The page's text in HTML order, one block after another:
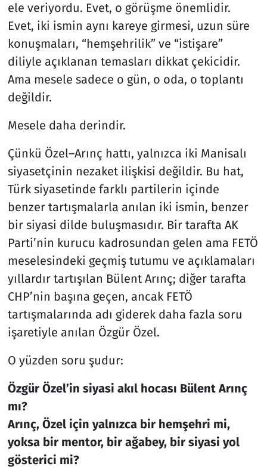
ele veriyordu. Evet, o görüşme önemlidir.
Evet, iki ismin aynı kareye girmesi, uzun süre
konuşmaları, “hemşehrilik” ve “istişare”
diliyle açıklanan temasları dikkat çekicidir.
Ama mesele sadece o gün, o oda, o toplantı
değildir.
Mesele daha derindir.
Çünkü Özel–Arınç hattı, yalnızca iki Manisalı
siyasetçinin nezaket ilişkisi değildir. Bu hat,
Türk siyasetinde farklı partilerin içinde
benzer tartışmalarla anılan iki ismin, benzer
bir siyasi dilde buluşmasıdır. Bir tarafta AK
Parti’nin kurucu kadrosundan gelen ama FETÖ
meselesindeki geçmiş tutumu ve açıklamaları
yıllardır tartışılan Bülent Arınç; diğer tarafta
CHP’nin başına geçen, ancak FETÖ
tartışmalarında adı giderek daha fazla soru
işaretiyle anılan Özgür Özel.
O yüzden soru şudur:
Özgür Özel’in siyasi akıl hocası Bülent Arınç
mı?
Arınç, Özel için yalnızca bir hemşehri mi,
yoksa bir mentor, bir ağabey, bir siyasi yol
gösterici mi?
Sağlık
Savunma Sanayi
Seçim 2023
Televizyon